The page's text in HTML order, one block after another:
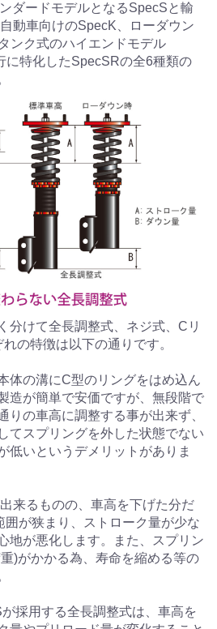
ダードモデルとなるSpecSと輸
動車向けのSpecK、ローダウン
ンク式のハイエンドモデル
に特化したSpecSRの全6種類の
分けて全長調整式、ネジ式、Cリ
の特徴は以下の通りです。
体の溝にC型のリングをはめ込ん
造が簡単で安価ですが、無段階で
りの車高に調整する事が出来ず、
てスプリングを外した状態でない
低いというデメリットがありま
来るものの、車高を下げた分だ
囲が狭まり、ストローク量が少な
地が悪化します。また、スプリン
)がかかる為、寿命を縮める等の
採用する全長調整式は、車高を